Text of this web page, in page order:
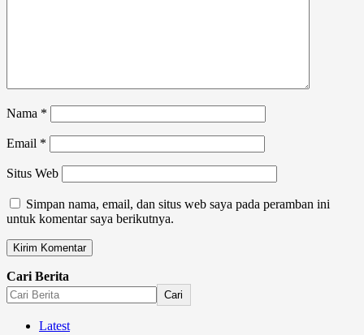
Nama *
Email *
Situs Web
Simpan nama, email, dan situs web saya pada peramban ini
untuk komentar saya berikutnya.
Cari Berita
Cari
Latest